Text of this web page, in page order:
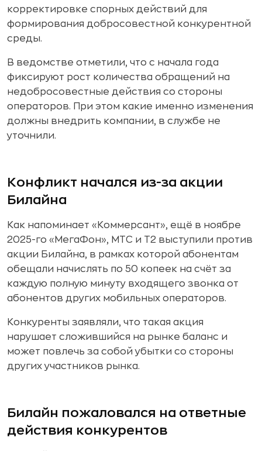
корректировке спорных действий для
формирования добросовестной конкурентной
среды.
В ведомстве отметили, что с начала года
фиксируют рост количества обращений на
недобросовестные действия со стороны
операторов. При этом какие именно изменения
должны внедрить компании, в службе не
уточнили.
Конфликт начался из-за акции
Билайна
Как напоминает «Коммерсант», ещё в ноябре
2025-го «МегаФон», МТС и Т2 выступили против
акции Билайна, в рамках которой абонентам
обещали начислять по 50 копеек на счёт за
каждую полную минуту входящего звонка от
абонентов других мобильных операторов.
Конкуренты заявляли, что такая акция
нарушает сложившийся на рынке баланс и
может повлечь за собой убытки со стороны
других участников рынка.
Билайн пожаловался на ответные
действия конкурентов